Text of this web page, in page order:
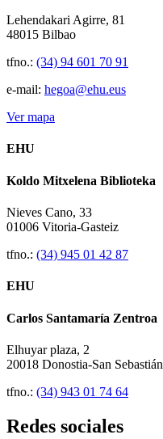
Lehendakari Agirre, 81
48015 Bilbao
tfno.: (34) 94 601 70 91
e-mail: hegoa@ehu.eus
Ver mapa
EHU
Koldo Mitxelena Biblioteka
Nieves Cano, 33
01006 Vitoria-Gasteiz
tfno.: (34) 945 01 42 87
EHU
Carlos Santamaría Zentroa
Elhuyar plaza, 2
20018 Donostia-San Sebastián
tfno.: (34) 943 01 74 64
Redes sociales